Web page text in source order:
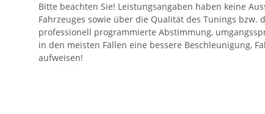
Bitte beachten Sie! Leistungsangaben haben keine
Fahrzeuges sowie über die Qualität des Tunings bzw.
professionell programmierte Abstimmung,
in den meisten Fällen eine bessere Beschleunigung,
aufweisen!